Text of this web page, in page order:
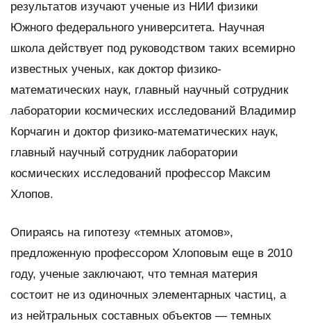
результатов изучают ученые из НИИ физики
Южного федерального университета. Научная
школа действует под руководством таких всемирно
известных ученых, как доктор физико-
математических наук, главный научный сотрудник
лаборатории космических исследований Владимир
Корчагин и доктор физико-математических наук,
главный научный сотрудник лаборатории
космических исследований профессор Максим
Хлопов.
Опираясь на гипотезу «темных атомов»,
предложенную профессором Хлоповым еще в 2010
году, ученые заключают, что темная материя
состоит не из одиночных элементарных частиц, а
из нейтральных составных объектов — темных